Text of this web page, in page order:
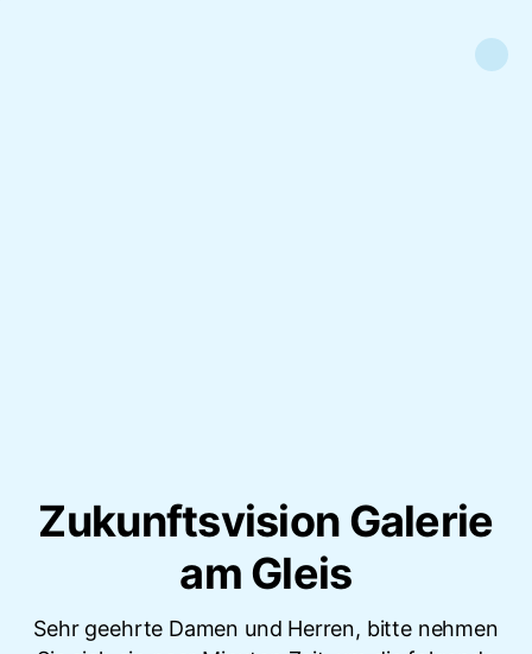
Zukunftsvision Galerie
am Gleis
Sehr geehrte Damen und Herren, bitte nehmen